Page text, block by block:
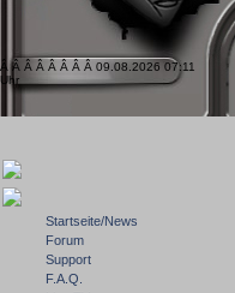
Â Â Â Â Â Â Â Â 09.08.2026 07:11
Uhr
Startseite/News
Forum
Support
F.A.Q.